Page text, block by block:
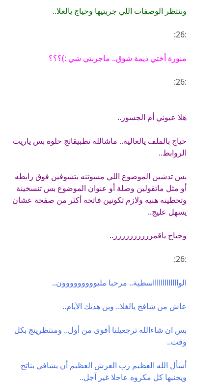
وننتظر الوصفات اللي جربتيها وحياج يالغلا..
:26:
منورة أختي ديمة شوق.. ماجربتي شي :)؟؟؟
:26:
هلا عيوني أم الجسور..
حياج بالملف يالغالية.. ماشالله تطبيقاتج حلوة بس ياريت
الروابط..
بس تدشين الموضوع اللي مسوتنه بتشوفين فوق رابطه
أو مثل ماتقولين وصلة أو عنوان الموضوع بس تنسخينة
وتحطينه هنيه ولازم تكونين فاتحه أكثر من صفحة عشان
يسهل عليج..
وحياج ياقمرررررررررر..
:26:
الواااااااااااااسطية.. مرحبا مليووووووووون..
عاش من شافج يالغلا.. وين هذيك الأيام..
بس ان شاءالله ترجعيلنا أقوى من أول.. ومنتظرينج بكل
وقت..
أسأل الله العظيم رب العرش العظيم أن يشافي بناتج
ويجنبها كل مكروه عاجلا غير آجل..